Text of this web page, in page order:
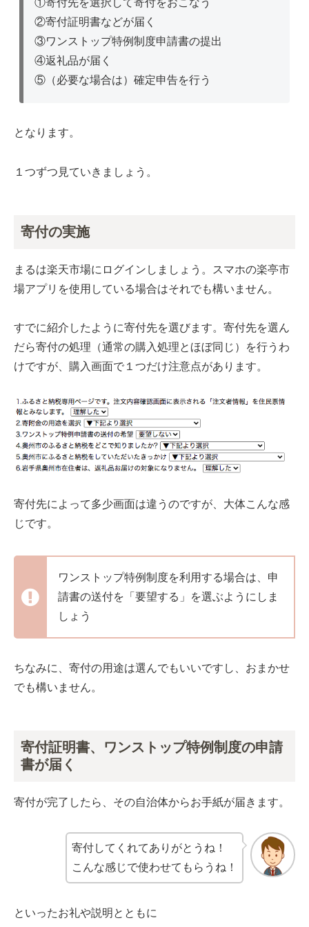
②寄付証明書などが届く
③ワンストップ特例制度申請書の提出
④返礼品が届く
⑤（必要な場合は）確定申告を行う
となります。
１つずつ見ていきましょう。
寄付の実施
まるは楽天市場にログインしましょう。スマホの楽亭市
場アプリを使用している場合はそれでも構いません。
すでに紹介したように寄付先を選びます。寄付先を選ん
だら寄付の処理 （通常の購入処理とほぼ同じ）
を行うわ
けですが、購入画面で１つだけ注意点があります。
寄付先によって多少画面は違うのですが、大体こんな感
じです。
ワンストップ特例制度を利用する場合は、申
請書の送付を「要望する」を選ぶようにしま
しょう
ちなみに、寄付の用途は選んでもいいですし、おまかせ
でも構いません。
寄付証明書、ワンストップ特例制度の申請
書が届く
寄付が完了したら、その自治体からお手紙が届きます。
寄付してくれてありがとうね！
こんな感じで使わせてもらうね！
といったお礼や説明とともに